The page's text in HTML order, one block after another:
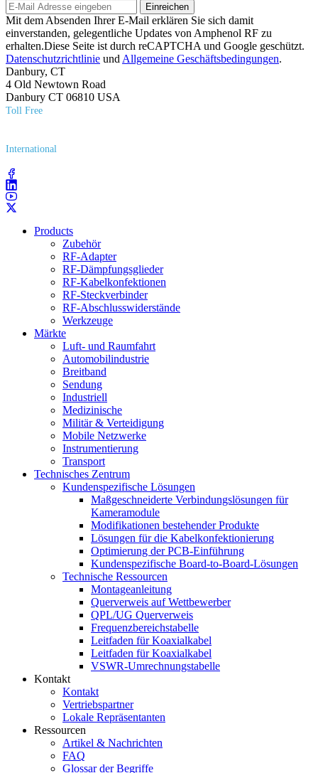
Einreichen
Mit dem Absenden Ihrer E-Mail erklären Sie sich damit
einverstanden, gelegentliche Updates von Amphenol RF zu
erhalten.Diese Seite ist durch reCAPTCHA und Google geschützt.
Datenschutzrichtlinie und Allgemeine Geschäftsbedingungen.
Danbury, CT
4 Old Newtown Road
Danbury CT 06810 USA
Toll Free
International
Products
Zubehör
RF-Adapter
RF-Dämpfungsglieder
RF-Kabelkonfektionen
RF-Steckverbinder
RF-Abschlusswiderstände
Werkzeuge
Märkte
Luft- und Raumfahrt
Automobilindustrie
Breitband
Sendung
Industriell
Medizinische
Militär & Verteidigung
Mobile Netzwerke
Instrumentierung
Transport
Technisches Zentrum
Kundenspezifische Lösungen
Maßgeschneiderte Verbindungslösungen für
Kameramodule
Modifikationen bestehender Produkte
Lösungen für die Kabelkonfektionierung
Optimierung der PCB-Einführung
Kundenspezifische Board-to-Board-Lösungen
Technische Ressourcen
Montageanleitung
Querverweis auf Wettbewerber
QPL/UG Querverweis
Frequenzbereichstabelle
Leitfaden für Koaxialkabel
Leitfaden für Koaxialkabel
VSWR-Umrechnungstabelle
Kontakt
Kontakt
Vertriebspartner
Lokale Repräsentanten
Ressourcen
Artikel & Nachrichten
FAQ
Glossar der Begriffe